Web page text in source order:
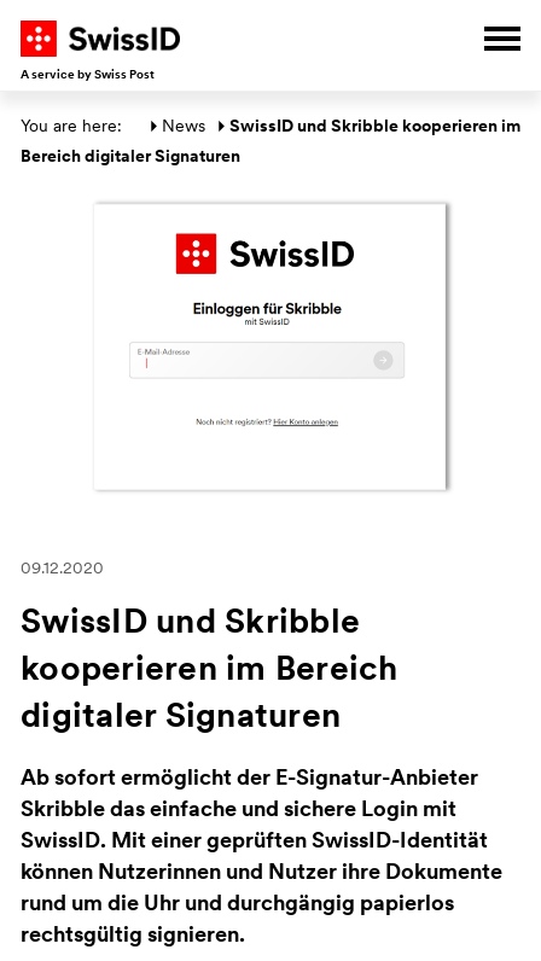
A service by Swiss Post
Main section
You are here: News
SwissID und Skribble kooperieren im
Bereich digitaler Signaturen
09.12.2020
SwissID und Skribble
kooperieren im Bereich
digitaler Signaturen
Ab sofort ermöglicht der E-Signatur-Anbieter
Skribble das einfache und sichere Login mit
SwissID. Mit einer geprüften SwissID-Identität
können Nutzerinnen und Nutzer ihre Dokumente
rund um die Uhr und durchgängig papierlos
rechtsgültig signieren.